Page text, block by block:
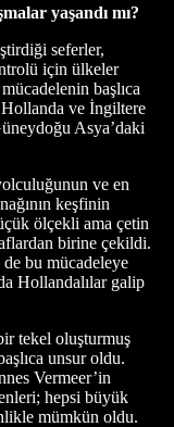
yaşandı mı?
seferler,
için ülkeler
başlıca
ve İngiltere
Asya’daki
ve en
keşfinin
ölçekli ama çetin
birine çekildi.
bu mücadeleye
Hollandalılar galip
tekel oluşturmuş
unsur oldu.
Vermeer’in
hepsi büyük
mümkün oldu.